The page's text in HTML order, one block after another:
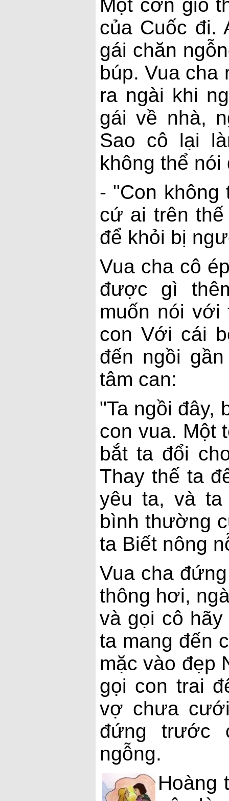
Một cơn gió
của Cuốc đi.
gái chăn
búp. Vua cha
ra ngài khi
gái về nhà,
Sao cô lại
không thể
- "Con không
cứ ai trên
để khỏi bị
Vua cha cô
được gì
muốn nói với
con Với cái
đến ngồi
tâm can:
"Ta ngồi đây,
con vua. Một
bắt ta đổi
Thay thế ta
yêu ta, và ta
bình thường
ta Biết nông
Vua cha
thông hơi,
và gọi cô
ta mang đến
mặc vào đẹp
gọi con trai
vợ chưa
đứng trước
ngỗng.
Hoàng